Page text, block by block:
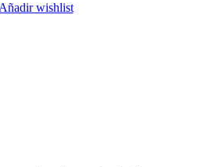
Añadir wishlist